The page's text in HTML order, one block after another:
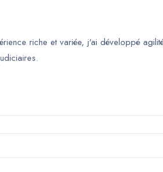
riche et variée, j'ai développé